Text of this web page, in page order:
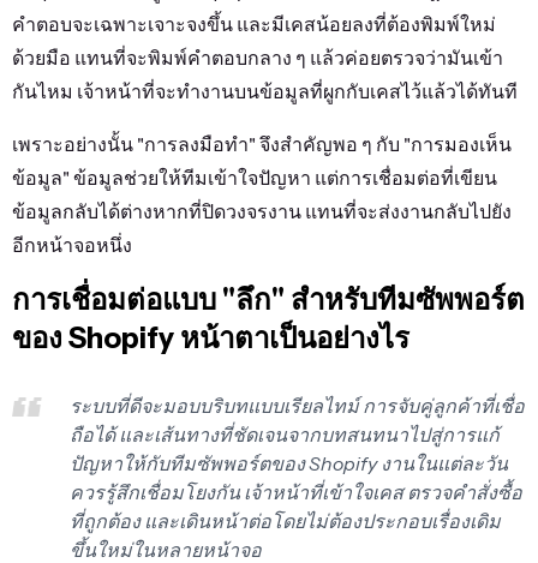
คำตอบจะเฉพาะเจาะจงขึ้น และมีเคสน้อยลงที่ต้องพิมพ์ใหม่
ด้วยมือ แทนที่จะพิมพ์คำตอบกลาง ๆ แล้วค่อยตรวจว่ามันเข้า
กันไหม เจ้าหน้าที่จะทำงานบนข้อมูลที่ผูกกับเคสไว้แล้วได้ทันที
เพราะอย่างนั้น "การลงมือทำ" จึงสำคัญพอ ๆ กับ "การมองเห็น
ข้อมูล" ข้อมูลช่วยให้ทีมเข้าใจปัญหา แต่การเชื่อมต่อที่เขียน
ข้อมูลกลับได้ต่างหากที่ปิดวงจรงาน แทนที่จะส่งงานกลับไปยัง
อีกหน้าจอหนึ่ง
การเชื่อมต่อแบบ "ลึก" สำหรับทีมซัพพอร์ต
ของ Shopify หน้าตาเป็นอย่างไร
ระบบที่ดีจะมอบบริบทแบบเรียลไทม์ การจับคู่ลูกค้าที่เชื่อ
ถือได้ และเส้นทางที่ชัดเจนจากบทสนทนาไปสู่การแก้
ปัญหาให้กับทีมซัพพอร์ตของ Shopify งานในแต่ละวัน
ควรรู้สึกเชื่อมโยงกัน เจ้าหน้าที่เข้าใจเคส ตรวจคำสั่งซื้อ
ที่ถูกต้อง และเดินหน้าต่อโดยไม่ต้องประกอบเรื่องเดิม
ขึ้นใหม่ในหลายหน้าจอ